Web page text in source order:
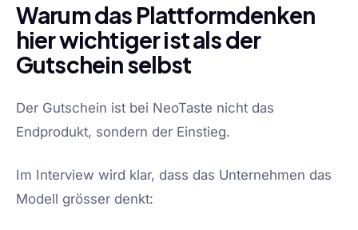
Warum das Plattformdenken
hier wichtiger ist als der
Gutschein selbst
Der Gutschein ist bei NeoTaste nicht das
Endprodukt, sondern der Einstieg.
Im Interview wird klar, dass das Unternehmen das
Modell grösser denkt: